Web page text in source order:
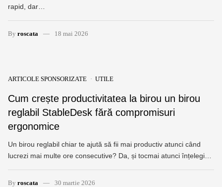
rapid, dar…
By roscata 18 mai 2026
ARTICOLE SPONSORIZATE UTILE
Cum crește productivitatea la birou un birou
reglabil StableDesk fără compromisuri
ergonomice
Un birou reglabil chiar te ajută să fii mai productiv atunci când
lucrezi mai multe ore consecutive? Da, și tocmai atunci înțelegi…
By roscata 30 martie 2026